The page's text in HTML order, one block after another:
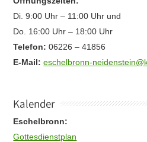
Di. 9:00 Uhr – 11:00 Uhr und
Do. 16:00 Uhr – 18:00 Uhr
Telefon: 06226 – 41856
E-Mail: eschelbronn-
Kalender
Eschelbronn:
Gottesdienstplan